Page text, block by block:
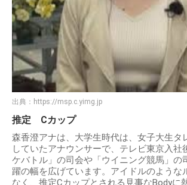
出典： https://msp.c.yimg.jp
推定 Cカップ
森香澄アナは、大学生時代は、女子大生タ
していたアナウンサーで、テレビ東京入社
ケバトル」の司会や「ウイニング競馬」の
躍の幅を広げています。アイドルのような
なく、推定Cカップとされる見事なBodyに